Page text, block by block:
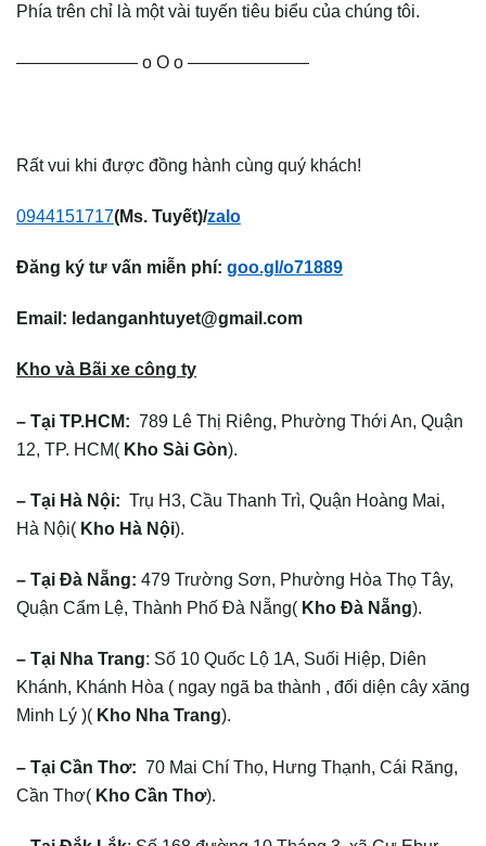
Phía trên chỉ là một vài tuyến tiêu biểu của chúng tôi.
——————— ο Ο ο ———————
Rất vui khi được đồng hành cùng quý khách!
0944151717(Ms. Tuyết)/zalo
Đăng ký tư vấn miễn phí: goo.gl/o71889
Email: ledanganhtuyet@gmail.com
Kho và Bãi xe công ty
– Tại TP.HCM: 789 Lê Thị Riêng, Phường Thới An, Quận
12, TP. HCM( Kho Sài Gòn).
– Tại Hà Nội: Trụ H3, Cầu Thanh Trì, Quận Hoàng Mai,
Hà Nội( Kho Hà Nội).
– Tại Đà Nẵng: 479 Trường Sơn, Phường Hòa Thọ Tây,
Quận Cẩm Lệ, Thành Phố Đà Nẵng( Kho Đà Nẵng).
– Tại Nha Trang: Số 10 Quốc Lộ 1A, Suối Hiệp, Diên
Khánh, Khánh Hòa ( ngay ngã ba thành , đối diện cây xăng
Minh Lý )( Kho Nha Trang).
– Tại Cần Thơ: 70 Mai Chí Thọ, Hưng Thạnh, Cái Răng,
Cần Thơ( Kho Cần Thơ).